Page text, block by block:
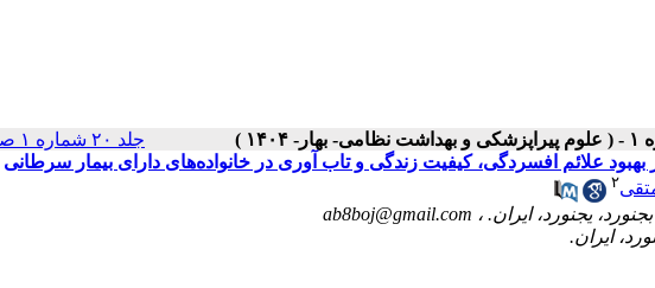
جلد ۲۰ شماره ۱ صفحات ۳۹-۲۸
علائم افسردگی، کیفیت زندگی و تاب آوری در خانواده‌های دارای بیمار سرطانی
۲
ab8boj@gmail.com